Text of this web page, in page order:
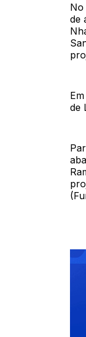
No
de
de